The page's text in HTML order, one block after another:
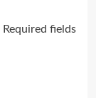
Required fields